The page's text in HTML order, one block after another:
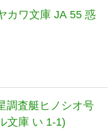
カワ文庫 JA 55 惑
調査艇ヒノシオ号
文庫 い 1-1)